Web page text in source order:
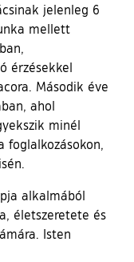
jelenleg 6
mellett
érzésekkel
Második éve
ahol
minél
foglalkozásokon,
alkalmából
életszeretete és
Isten